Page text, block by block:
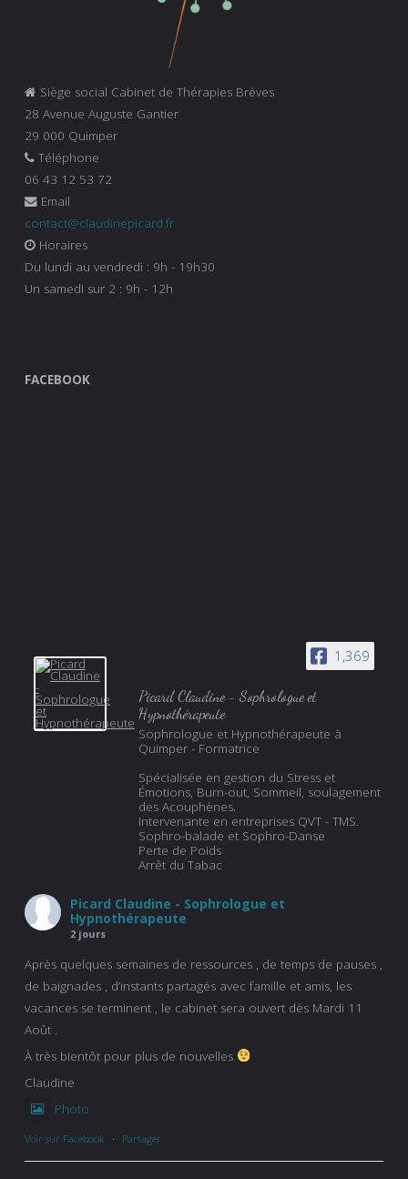
Siège social Cabinet de Thérapies Brèves
28 Avenue Auguste Gantier
29 000 Quimper
Téléphone
06 43 12 53 72
Email
contact@claudinepicard.fr
Horaires
Du lundi au vendredi : 9h - 19h30
Un samedi sur 2 : 9h - 12h
FACEBOOK
1,369
Picard Claudine - Sophrologue et
Hypnothérapeute
Sophrologue et Hypnothérapeute à
Quimper - Formatrice
Spécialisée en gestion du Stress et
Émotions, Burn-out, Sommeil, soulagement
des Acouphènes.
Intervenante en entreprises QVT - TMS.
Sophro-balade et Sophro-Danse
Perte de Poids
Arrêt du Tabac
Picard Claudine - Sophrologue et
Hypnothérapeute
2 jours
Après quelques semaines de ressources , de temps de pauses ,
de baignades , d’instants partagés avec famille et amis, les
vacances se terminent , le cabinet sera ouvert dès Mardi 11
Août .
À très bientôt pour plus de nouvelles
Claudine
Photo
Voir sur Facebook · Partager